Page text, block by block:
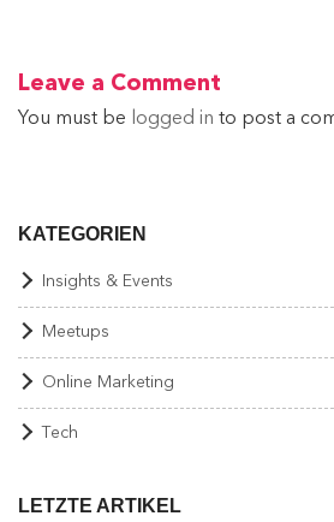
Leave a Comment
You must be logged in to post a
KATEGORIEN
Insights & Events
Meetups
Online Marketing
Tech
LETZTE ARTIKEL